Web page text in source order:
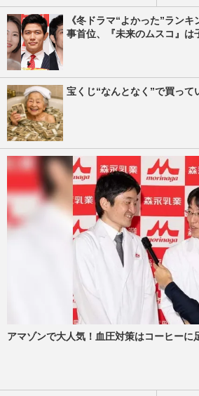
《冬ドラマ“よかった”ラン
事首位、『未来のムスコ』は
宝くじ“なんとなく”で買って
アマゾンで大人気！血圧対策はコーヒーに